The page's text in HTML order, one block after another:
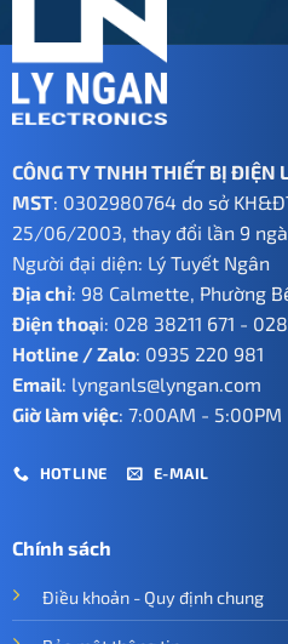
CÔNG TY TNHH THIẾT BỊ ĐIỆN
MST: 0302980764 do sở
25/06/2003, thay đổi lần 9
Người đại diện: Lý Tuyết Ngân
Địa chỉ: 98 Calmette, Phường
Điện thoại: 028 38211 671 -
Hotline / Zalo: 0935 220 981
Email: lynganls@lyngan.com
Giờ làm việc: 7:00AM - 5:00PM
HOTLINE E-MAIL
Chính sách
Điều khoản - Quy định chung